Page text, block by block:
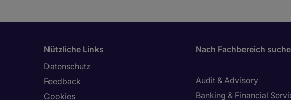
Nützliche Links
Datenschutz
Feedback
Cookies
Nach Fachbereich
Audit & Advisory
Banking & Financial